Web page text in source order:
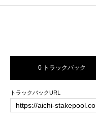
0 トラックバック
トラックバックURL